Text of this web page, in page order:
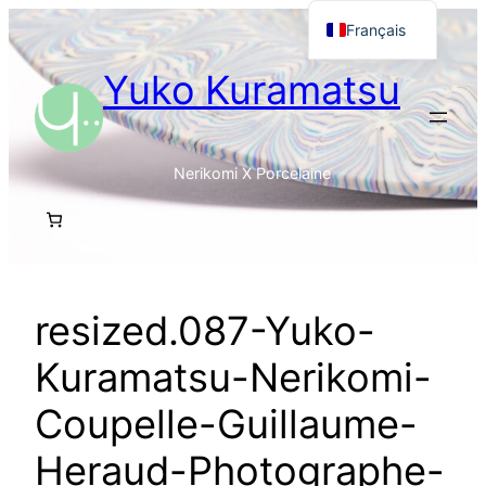
Aller
au
contenu
Yuko Kuramatsu
Nerikomi X Porcelaine
resized.087-Yuko-
Kuramatsu-Nerikomi-
Coupelle-Guillaume-
Heraud-Photographe-
Français
English
日本語